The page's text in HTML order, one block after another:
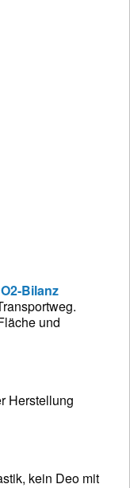
Bilanz
und
Herstellung
kein Deo mit